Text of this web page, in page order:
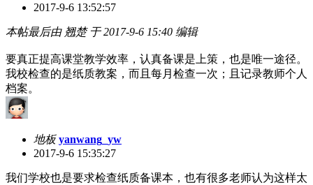
2017-9-6 13:52:57
本帖最后由 翘楚 于 2017-9-6 15:40 编辑
要真正提高课堂教学效率，认真备课是上策，也是唯一途径。
我校检查的是纸质教案，而且每月检查一次；且记录教师个人
档案。
地板 yanwang_yw
2017-9-6 15:35:27
我们学校也是要求检查纸质备课本，也有很多老师认为这样太